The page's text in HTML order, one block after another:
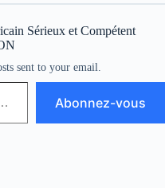
Sérieux et Compétent
sent to your email.
Abonnez-vous